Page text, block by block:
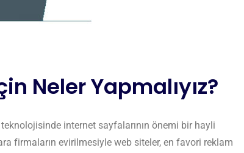
Neler Yapmalıyız?
internet sayfalarının önemi bir hayli
firmaların evirilmesiyle web siteler, en favori reklam